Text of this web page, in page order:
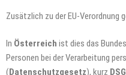
Zusätzlich zu der EU-Verordnung
In Österreich ist dies das
Personen bei der Verarbeitung
( Datenschutzgesetz), kurz DSG